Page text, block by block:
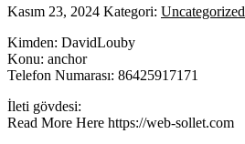
Kasım 23, 2024 Kategori: Uncategorized
Kimden: DavidLouby
Konu: anchor
Telefon Numarası: 86425917171
İleti gövdesi:
Read More Here https://web-sollet.com